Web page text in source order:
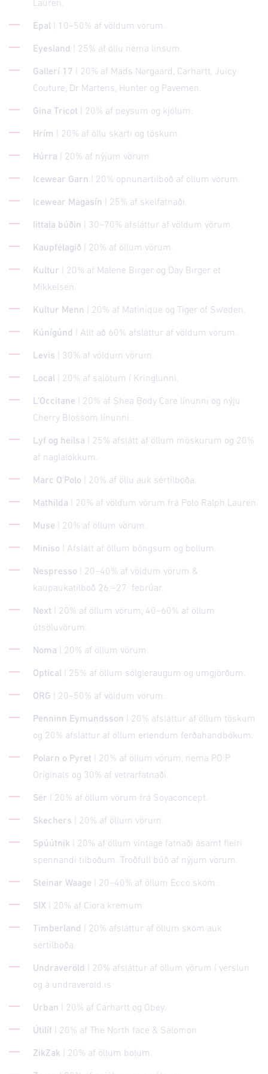
Lauren.
Epal | 10–50% af völdum vörum.
Eyesland | 25% af öllu nema linsum.
Gallerí 17
| 20% af Mads Nørgaard, Carhartt, Juicy
Couture, Dr Martens, Hunter og Pavemen.
Gina Tricot | 20% af peysum og kjólum.
Hrím | 20% af öllu skarti og töskum.
Húrra | 20% af nýjum vörum
Icewear Garn | 20% opnunartilboð af öllum vörum.
Icewear Magasín | 25% af skelfatnaði.
Iittala búðin | 30–70% afsláttur af völdum vörum.
Kaupfélagið | 20% af öllum vörum.
Kultur | 20% af Malene Birger og Day Birger et
Mikkelsen.
Kultur Menn | 20% af Matinique og Tiger of Sweden.
Kúnígúnd | Allt að 60% afsláttur af völdum vörum.
Levis | 30% af völdum vörum.
Local | 20% af salötum í Kringlunni.
L'Occitane | 20% af Shea Body Care línunni og nýju
Cherry Blossom línunni.
Lyf og heilsa | 25% afslátt af öllum möskurum og 20%
af naglalökkum.
Marc O'Polo | 20% af öllu auk sértilboða.
Mathilda | 20% af völdum vörum frá Polo Ralph Lauren.
Muse | 20% af öllum vörum.
Miniso | Afslátt af öllum böngsum og bollum.
Nespresso | 20–40% af völdum vörum &
kaupaukatilboð 26.–27. febrúar.
Next | 20% af öllum vörum, 40–60% af öllum
útsöluvörum.
Noma | 20% af öllum vörum.
Optical | 25% af öllum sólgleraugum og umgjörðum.
ORG | 20–50% af völdum vörum.
Penninn Eymundsson
| 20% afsláttur af öllum töskum
og 20% afsláttur af öllum erlendum ferðahandbókum.
Polarn o Pyret | 20% af öllum vörum, nema PO.P
Originals og 30% af vetrarfatnaði.
Sér | 20% af öllum vörum frá Soyaconcept.
Skechers | 20% af öllum vörum.
Spúútnik | 20% af öllum vintage fatnaði ásamt fleiri
spennandi tilboðum. Troðfull búð af nýjum vörum.
Steinar Waage | 20–40% af öllum Ecco skóm.
SIX | 20% af Ciora kremum
Timberland
| 20% afsláttur af öllum skóm auk
sértilboða.
Undraveröld
| 20% afsláttur af öllum vörum í verslun
og á undraverold.is
Urban | 20% af Carhartt og Obey.
Útilíf | 20% af The North face & Salomon
ZikZak | 20% af öllum bolum.